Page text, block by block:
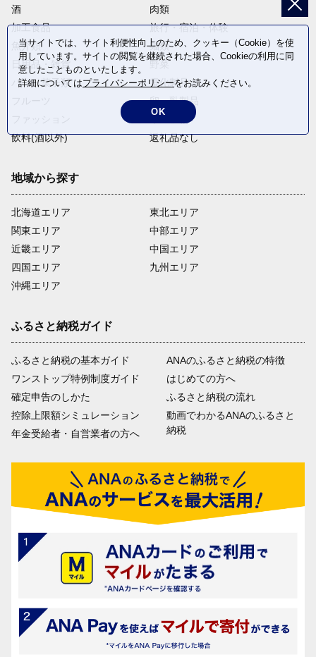
酒
肉類
加工食品
旅行・宿泊・体験
魚介類
麺類
日用品・雑貨
野菜
パン・菓子類
電化製品
卵・乳製品
飲料(酒以外)
返礼品なし
地域から探す
北海道エリア
関東エリア
近畿エリア
四国エリア
沖縄エリア
東北エリア
中部エリア
中国エリア
九州エリア
ふるさと納税ガイド
ふるさと納税の基本ガイド
ワンストップ特例制度ガイド
確定申告のしかた
控除上限額シミュレーション
年金受給者・自営業者の方へ
ANAのふるさと納税の特徴
はじめての方へ
ふるさと納税の流れ
動画でわかるANAのふるさと
納税
当サイトでは、サイト利便性向上のため、クッキー（Cookie）を使
用しています。サイトの閲覧を継続された場合、Cookieの利用に同
意したことものといたします。
詳細についてはプライバシーポリシーをお読みください。
OK